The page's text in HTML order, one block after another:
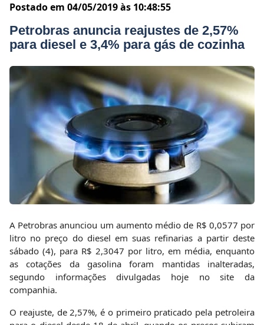
Postado em 04/05/2019 às 10:48:55
Petrobras anuncia reajustes de 2,57%
para diesel e 3,4% para gás de cozinha
A Petrobras anunciou um aumento médio de R$ 0,0577 por
litro no preço do diesel em suas refinarias a partir deste
sábado (4), para R$ 2,3047 por litro, em média, enquanto
as cotações da gasolina foram mantidas inalteradas,
segundo informações divulgadas hoje no site da
companhia.
O reajuste, de 2,57%, é o primeiro praticado pela petroleira